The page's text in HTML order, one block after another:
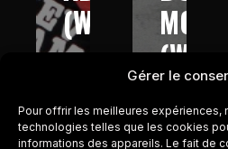
Gérer le
Pour offrir les meilleures expériences,
technologies telles que les cookies
informations des appareils. Le fait de
(W9
–
2013)
MONDE
(W9-
2016)